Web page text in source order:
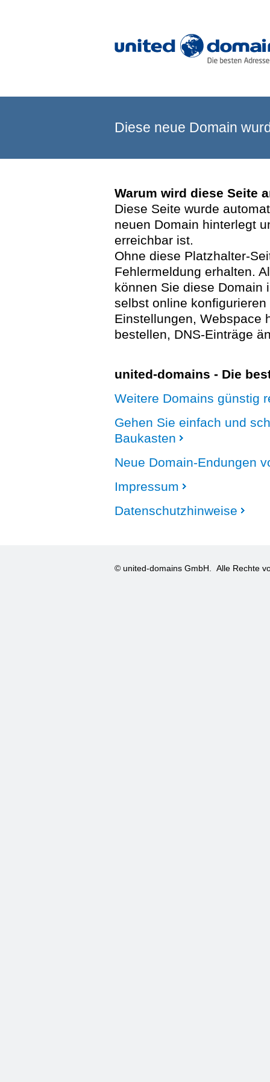
Diese neue Domain
Warum wird diese Seite
Diese Seite wurde
neuen Domain hinterlegt
erreichbar ist.
Ohne diese Platzhalter-
Fehlermeldung erhalten.
können Sie diese Domain
selbst online
Einstellungen, Webspace
bestellen, DNS-Einträge
united-domains - Die
Weitere Domains günstig
Gehen Sie einfach und
Baukasten
Neue Domain-Endungen
Impressum
Datenschutzhinweise
© united-domains GmbH. Alle Rechte